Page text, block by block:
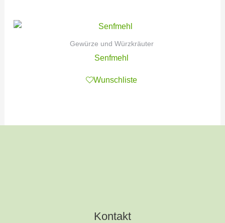
Gewürze und Würzkräuter
Senfmehl
Wunschliste
Kontakt